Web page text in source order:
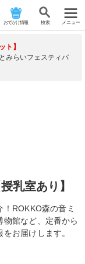
おでかけ情報 検 索 メニュー
ト】
みらいフェスティバ
乳室あり】
ROKKO森の音ミ
物館など、定番から
お届けします。